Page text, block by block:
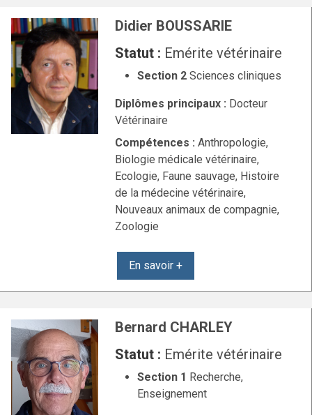
Didier BOUSSARIE
Statut : Emérite vétérinaire
Section 2Sciences cliniques
Diplômes principaux : Docteur
Vétérinaire
Compétences :
Biologie médicale vétérinaire,
Ecologie, Faune sauvage, Histoire
de la médecine vétérinaire,
Nouveaux animaux de compagnie,
Zoologie
En savoir +
Bernard CHARLEY
Statut : Emérite vétérinaire
Section 1 Recherche,
Enseignement